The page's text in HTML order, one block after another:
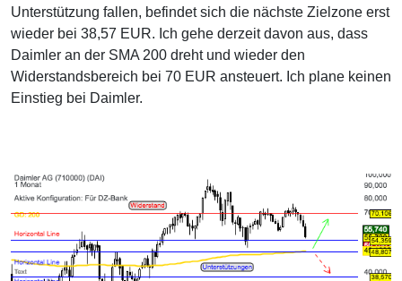
Unterstützung fallen, befindet sich die nächste Zielzone erst
wieder bei 38,57 EUR. Ich gehe derzeit davon aus, dass
Daimler an der SMA 200 dreht und wieder den
Widerstandsbereich bei 70 EUR ansteuert. Ich plane keinen
Einstieg bei Daimler.